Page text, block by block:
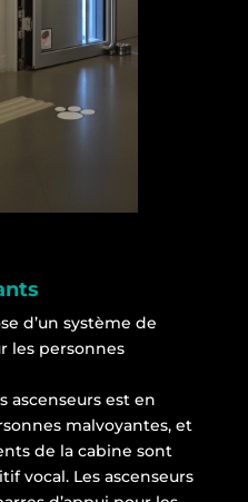
d’un système de
les personnes
ascenseurs est en
malvoyantes, et
de la cabine sont
vocal. Les ascenseurs